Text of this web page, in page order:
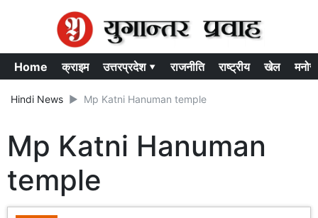
Home क्राइम उत्तरप्रदेश ▾ राजनीति राष्ट्रीय खेल
Hindi News Mp Katni Hanuman temple
Mp Katni Hanuman
temple